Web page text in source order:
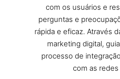
com os usuários e
perguntas e
rápida e eficaz. Através
marketing digital,
processo de
com as redes